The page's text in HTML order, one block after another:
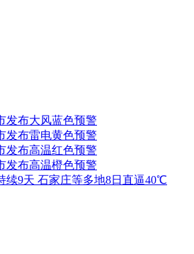
发布大风蓝色预警
发布雷电黄色预警
发布高温红色预警
发布高温橙色预警
续9天 石家庄等多地8日直逼40℃